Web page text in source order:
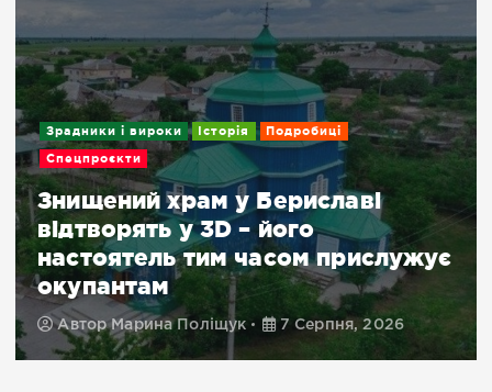
Зрадники і вироки Історія Подробиці
Спецпроєкти
Знищений храм у Бериславі
відтворять у 3D – його
настоятель тим часом прислужує
окупантам
Автор Марина Поліщук 7 Серпня, 2026